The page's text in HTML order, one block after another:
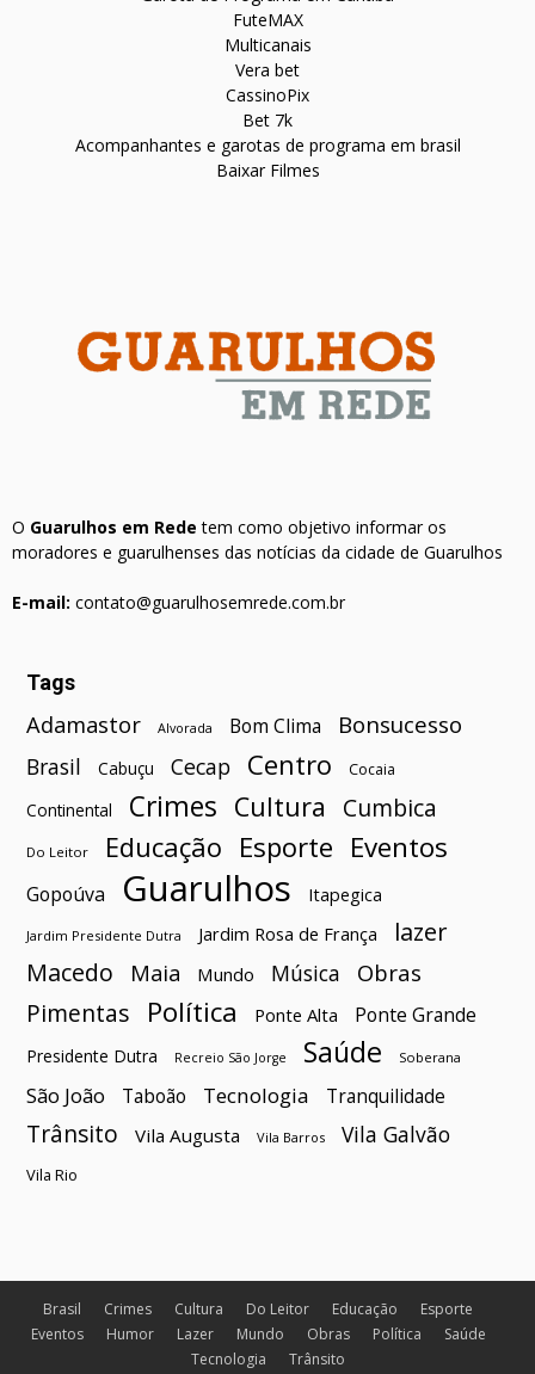
FuteMAX
Multicanais
Vera bet
CassinoPix
Bet 7k
Acompanhantes e garotas de programa em brasil
Baixar Filmes
O Guarulhos em Rede tem como objetivo informar os
moradores e guarulhenses das notícias da cidade de Guarulhos
E-mail: contato@guarulhosemrede.com.br
Tags
Adamastor Alvorada Bom Clima Bonsucesso
Brasil Cabuçu Cecap Centro Cocaia
Continental Crimes Cultura Cumbica
Do Leitor Educação Esporte Eventos
Gopoúva Guarulhos Itapegica
Jardim Presidente Dutra Jardim Rosa de França
lazer
Macedo
Maia Mundo Música Obras
Pimentas Política Ponte Alta Ponte Grande
Presidente Dutra Recreio São Jorge Saúde Soberana
São João Taboão Tecnologia Tranquilidade
Trânsito Vila Augusta Vila Barros Vila Galvão
Vila Rio
Brasil Crimes Cultura Do Leitor Educação
Esporte
Eventos
Humor Lazer Mundo Obras Política
Saúde
Tecnologia
Trânsito